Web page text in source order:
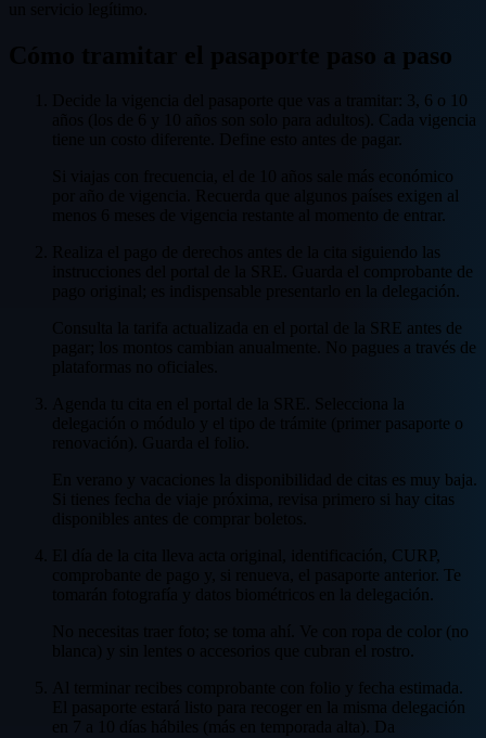
Cómo tramitar el pasaporte paso a paso
Decide la vigencia del pasaporte que vas a tramitar: 3, 6 o 10
años (los de 6 y 10 años son solo para adultos). Cada vigencia
tiene un costo diferente. Define esto antes de pagar.
Si viajas con frecuencia, el de 10 años sale más económico
por año de vigencia. Recuerda que algunos países exigen al
menos 6 meses de vigencia restante al momento de entrar.
Realiza el pago de derechos antes de la cita siguiendo las
instrucciones del portal de la SRE. Guarda el comprobante de
pago original; es indispensable presentarlo en la delegación.
Consulta la tarifa actualizada en el portal de la SRE antes de
pagar; los montos cambian anualmente. No pagues a través de
Agenda tu cita en el portal de la SRE. Selecciona la
delegación o módulo y el tipo de trámite (primer pasaporte o
En verano y vacaciones la disponibilidad de citas es muy baja.
Si tienes fecha de viaje próxima, revisa primero si hay citas
El día de la cita lleva acta original, identificación, CURP,
comprobante de pago y, si renueva, el pasaporte anterior. Te
tomarán fotografía y datos biométricos en la delegación.
No necesitas traer foto; se toma ahí. Ve con ropa de color (no
blanca) y sin lentes o accesorios que cubran el rostro.
Al terminar recibes comprobante con folio y fecha estimada.
El pasaporte estará listo para recoger en la misma delegación
en 7 a 10 días hábiles (más en temporada alta). Da